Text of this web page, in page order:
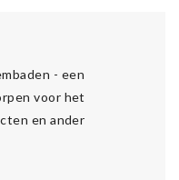
- een
voor het
en ander